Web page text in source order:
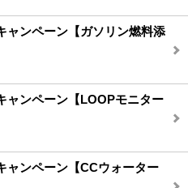
ャンペーン【ガソリン燃料添
ャンペーン【LOOPモニター
ャンペーン【CCウォーター